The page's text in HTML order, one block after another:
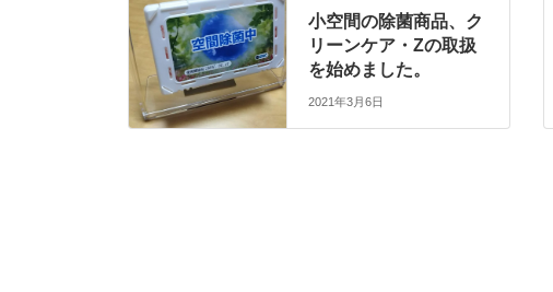
小空間の除菌商品、ク
リーンケア・Zの取扱
を始めました。
2021年3月6日